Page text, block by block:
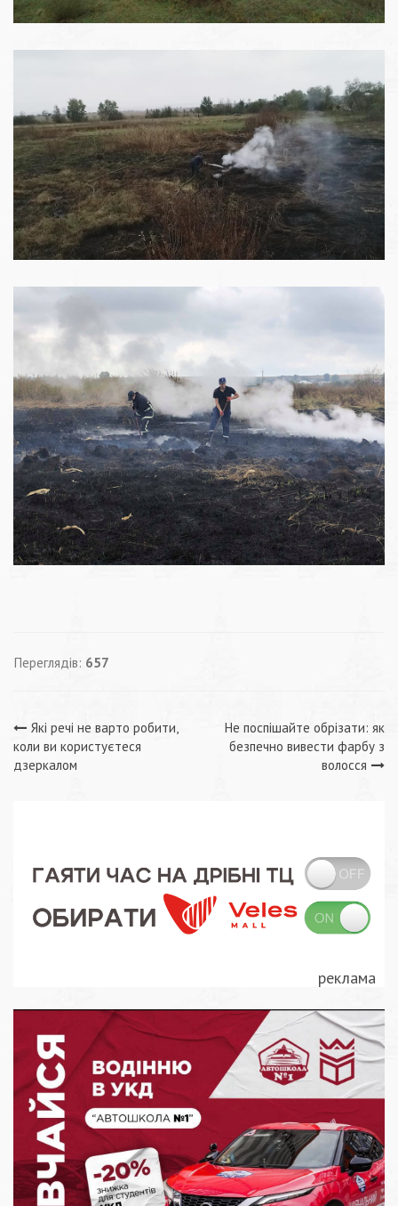
Переглядів: 657
Навігація
записів
Які речі не варто робити,
коли ви користуєтеся
дзеркалом
Не поспішайте обрізати: як
безпечно вивести фарбу з
волосся